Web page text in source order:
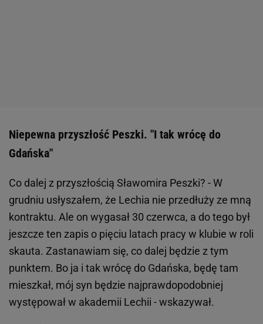
Niepewna przyszłość Peszki. "I tak wrócę do
Gdańska"
Co dalej z przyszłością Sławomira Peszki? - W
grudniu usłyszałem, że Lechia nie przedłuży ze mną
kontraktu. Ale on wygasał 30 czerwca, a do tego był
jeszcze ten zapis o pięciu latach pracy w klubie w roli
skauta. Zastanawiam się, co dalej będzie z tym
punktem. Bo ja i tak wrócę do Gdańska, będę tam
mieszkał, mój syn będzie najprawdopodobniej
występował w akademii Lechii - wskazywał.